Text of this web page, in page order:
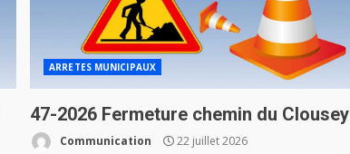
ARRETES MUNICIPAUX
47-2026 Fermeture chemin du Clousey
Communication 22 juillet 2026